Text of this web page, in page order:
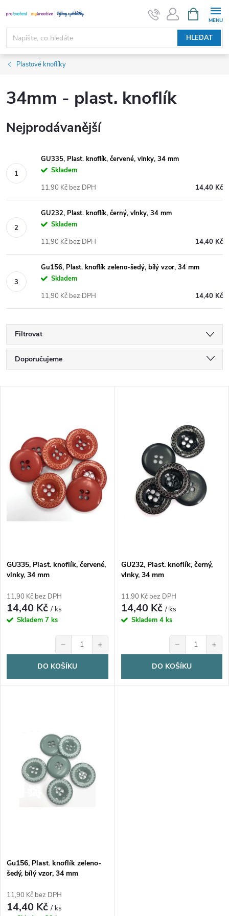
na
obsah
HLEDAT
NÁKUPNÍ
KOŠÍK
Plastové knoflíky
34mm - plast. knoflík
Nejprodávanější
GU335, Plast. knoflík, červené, vlnky, 34 mm
Skladem
14,40 Kč
11,90 Kč bez DPH
GU232, Plast. knoflík, černý, vlnky, 34 mm
Skladem
14,40 Kč
11,90 Kč bez DPH
Gu156, Plast. knoflík zeleno-šedý, bílý vzor, 34 mm
Skladem
14,40 Kč
11,90 Kč bez DPH
Filtrovat
Ř
a
n
p
o
d
u
ů
Doporučujeme
Abecedně
p
i
p
o
d
u
k
t
GU335, Plast. knoflík, červené,
vlnky, 34 mm
11,90 Kč bez DPH
14,40 Kč/ ks
Skladem 7 ks
− +
DO KOŠÍKU
GU232, Plast. knoflík, černý,
vlnky, 34 mm
11,90 Kč bez DPH
14,40 Kč/ ks
Skladem 4 ks
− +
DO KOŠÍKU
Gu156, Plast. knoflík zeleno-
šedý, bílý vzor, 34 mm
11,90 Kč bez DPH
14,40 Kč/ ks